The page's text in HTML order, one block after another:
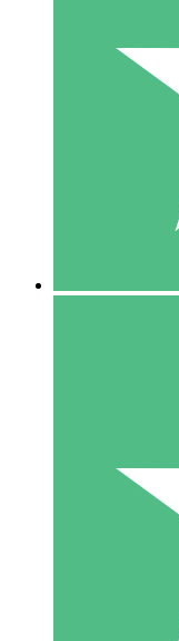
Betaal per gebruik